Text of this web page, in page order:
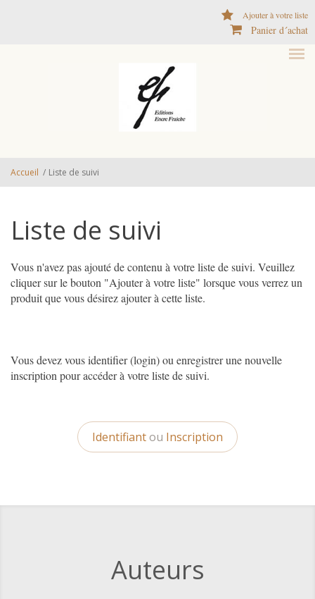
Ajouter à votre liste
Panier d´achat
Accueil / Liste de suivi
Liste de suivi
Vous n'avez pas ajouté de contenu à votre liste de suivi. Veuillez
cliquer sur le bouton "Ajouter à votre liste" lorsque vous verrez un
produit que vous désirez ajouter à cette liste.
Vous devez vous identifier (login) ou enregistrer une nouvelle
inscription pour accéder à votre liste de suivi.
Identifiantou Inscription
Auteurs